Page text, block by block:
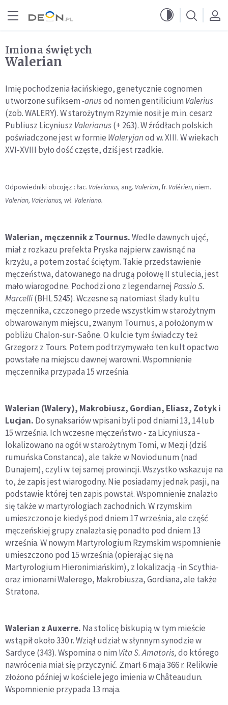
Imiona świętych
Walerian
Imię pochodzenia łacińskiego, genetycznie cognomen
utworzone sufiksem-anusod nomen gentilicium Valerius
(zob. WALERY). W starożytnym Rzymie nosił je m.in. cesarz
Publiusz Licyniusz Valerianus(+ 263). W źródłach polskich
poświadczone jest w formie Waleryjanod w. XIII. W wiekach
XVI-XVIII było dość częste, dziś jest rzadkie.
Odpowiedniki obcojęz.: łac. Valerianus, ang. Valerian, fr. Valérien, niem.
Valerian, Valerianus, wł. Valeriano.
Walerian, męczennik z Tournus.Wedle dawnych ujęć,
miał z rozkazu prefekta Pryska najpierw zawisnąć na
krzyżu, a potem zostać ściętym. Takie przedstawienie
męczeństwa, datowanego na drugą połowę II stulecia, jest
mało wiarogodne. Pochodzi ono z legendarnej Passio S.
Marcelli(BHL 5245). Wczesne są natomiast ślady kultu
męczennika, czczonego przede wszystkim w starożytnym
obwarowanym miejscu, zwanym Tournus, a położonym w
pobliżu Chalon-sur-Saône. O kulcie tym świadczy też
Grzegorz z Tours. Potem podtrzymywało ten kult opactwo
powstałe na miejscu dawnej warowni. Wspomnienie
męczennika przypada 15 września.
Walerian (Walery), Makrobiusz, Gordian, Eliasz, Zotyk i
Lucjan. Do synaksariów wpisani byli pod dniami 13, 14 lub
15 września. Ich wczesne męczeństwo - za Licyniusza -
lokalizowano na ogół w starożytnym Tomi, w Mezji (dziś
rumuńska Constanca), ale także w Noviodunum (nad
Dunajem), czyli w tej samej prowincji. Wszystko wskazuje na
to, że zapis jest wiarogodny. Nie posiadamy jednak pasji, na
podstawie której ten zapis powstał. Wspomnienie znalazło
się także w martyrologiach zachodnich. W rzymskim
umieszczono je kiedyś pod dniem 17 września, ale część
męczeńskiej grupy znalazła się ponadto pod dniem 13
września. W nowym Martyrologium Rzymskim wspomnienie
umieszczono pod 15 września (opierając się na
Martyrologium Hieronimiańskim), z lokalizacją -in Scythia-
oraz imionami Walerego, Makrobiusza, Gordiana, ale także
Stratona.
Walerian z Auxerre. Na stolicę biskupią w tym mieście
wstąpił około 330 r. Wziął udział w słynnym synodzie w
Sardyce (343). Wspomina o nim Vita S. Amatoris,do którego
nawrócenia miał się przyczynić. Zmarł 6 maja 366 r. Relikwie
złożono później w kościele jego imienia w Châteaudun.
Wspomnienie przypada 13 maja.